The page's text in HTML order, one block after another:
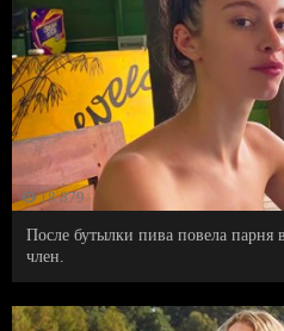
18 879
После бутылки пива повела парня
член.